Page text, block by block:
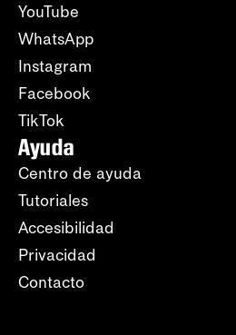
YouTube
WhatsApp
Instagram
Facebook
TikTok
Ayuda
Centro de ayuda
Tutoriales
Accesibilidad
Privacidad
Contacto